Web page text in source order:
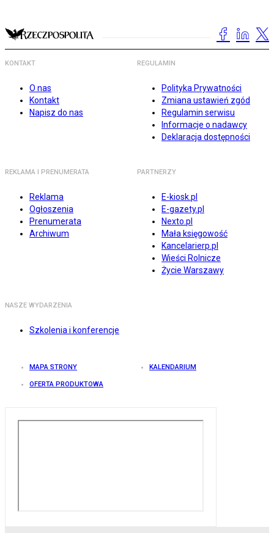
KONTAKT
O nas
Kontakt
Napisz do nas
REGULAMIN
Polityka Prywatności
Zmiana ustawień zgód
Regulamin serwisu
Informacje o nadawcy
Deklaracja dostępności
REKLAMA I PRENUMERATA
Reklama
Ogłoszenia
Prenumerata
Archiwum
PARTNERZY
E-kiosk.pl
E-gazety.pl
Nexto.pl
Mała księgowość
Kancelarierp.pl
Wieści Rolnicze
Życie Warszawy
NASZE WYDARZENIA
Szkolenia i konferencje
MAPA STRONY KALENDARIUM
OFERTA PRODUKTOWA